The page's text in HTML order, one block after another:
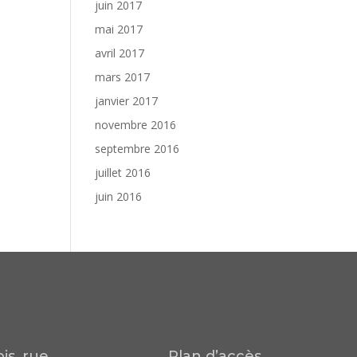
juin 2017
mai 2017
avril 2017
mars 2017
janvier 2017
novembre 2016
septembre 2016
juillet 2016
juin 2016